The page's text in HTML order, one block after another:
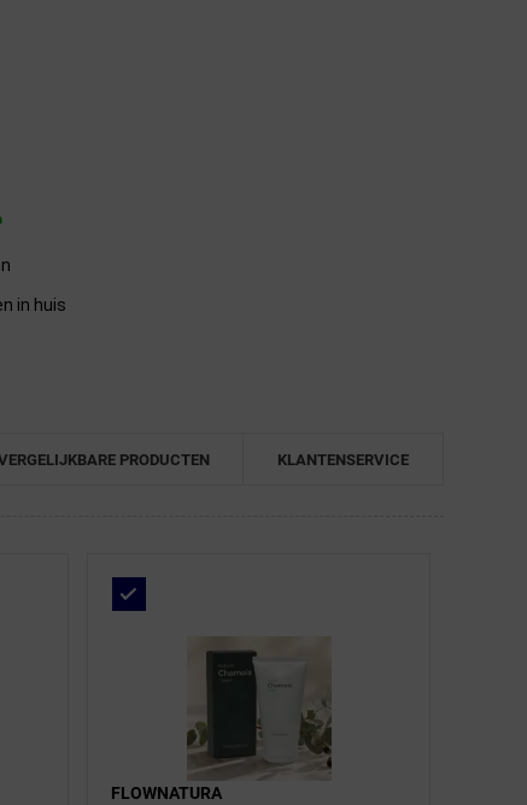
in huis
PRODUCTEN KLANTENSERVICE
FLOWNATURA